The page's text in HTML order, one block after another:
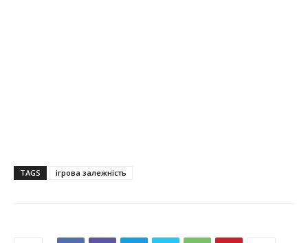
TAGS ігрова залежність